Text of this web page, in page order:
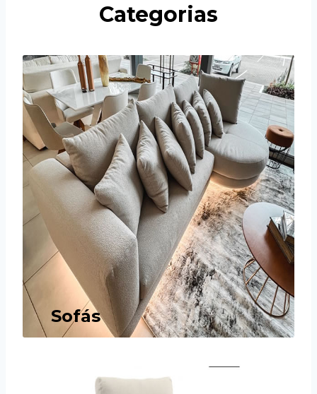
Categorias
Sofás